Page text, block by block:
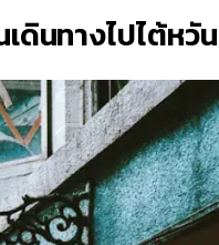
ดินทางไปไต้หวัน